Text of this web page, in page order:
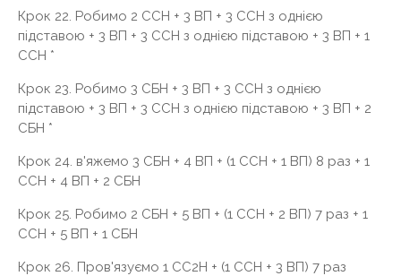
Крок 22. Робимо 2 ССН + 3 ВП + 3 ССН з однією
підставою + 3 ВП + 3 ССН з однією підставою + 3 ВП + 1
ССН *
Крок 23. Робимо 3 СБН + 3 ВП + 3 ССН з однією
підставою + 3 ВП + 3 ССН з однією підставою + 3 ВП + 2
СБН *
Крок 24. в'яжемо 3 СБН + 4 ВП + (1 ССН + 1 ВП) 8 раз + 1
ССН + 4 ВП + 2 СБН
Крок 25. Робимо 2 СБН + 5 ВП + (1 ССН + 2 ВП) 7 раз + 1
ССН + 5 ВП + 1 СБН
Крок 26. Пров'язуємо 1 СС2Н + (1 ССН + 3 ВП) 7 раз